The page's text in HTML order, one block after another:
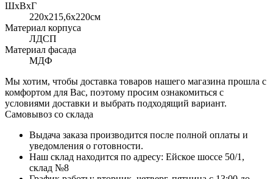
ШхВхГ
220x215,6х220см
Материал корпуса
ЛДСП
Материал фасада
МДФ
Мы хотим, чтобы доставка товаров нашего магазина прошла с
комфортом для Вас, поэтому просим ознакомиться с
условиями доставки и выбрать подходящий вариант.
Самовывоз со склада
Выдача заказа производится после полной оплаты и
уведомления о готовности.
Наш склад находится по адресу: Ейское шоссе 50/1,
склад №8